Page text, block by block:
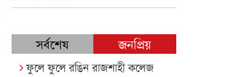
সর্বশেষ জনপ্রিয়
ফুলে ফুলে রঙিন রাজশাহী কলেজ